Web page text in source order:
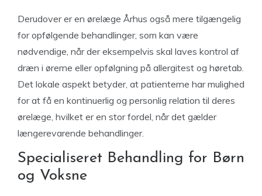
Derudover er en ørelæge Århus også mere tilgængelig
for opfølgende behandlinger, som kan være
nødvendige, når der eksempelvis skal laves kontrol af
dræn i ørerne eller opfølgning på allergitest og høretab.
Det lokale aspekt betyder, at patienterne har mulighed
for at få en kontinuerlig og personlig relation til deres
ørelæge, hvilket er en stor fordel, når det gælder
længerevarende behandlinger.
Specialiseret Behandling for Børn
og Voksne